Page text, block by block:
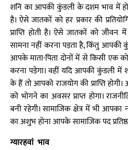
शनि का आपकी कुंडली के दशम भाव में
है। ऐसे जातकों को हर प्रकार की
प्राप्ति होती है। ऐसे जातकों को
सामना नहीं करना पड़ता है, किंतु
आपके माता-पिता दोनों में से किसी एक
करना पड़ेगा। वहीं यदि आपकी कुंडली में
के हैं तो आपको राजयोग की प्राप्ति
को भोगने का अवसर प्राप्त होगा।
बनी रहेगी। सामाजिक क्षेत्र में भी
का अशुभ होना आपके सामाजिक पद
ग्यारहवां भाव